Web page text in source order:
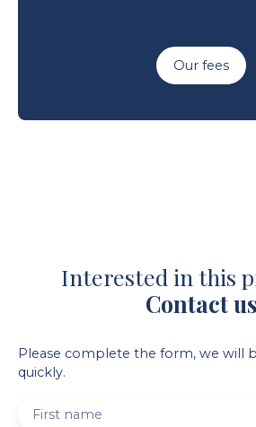
Our fees
Interested in this
Contact us
Please complete the form, we will
quickly.
First name